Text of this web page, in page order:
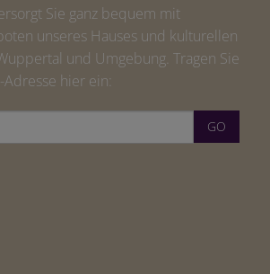
Sie ganz bequem mit
unseres Hauses und kulturellen
und Umgebung. Tragen Sie
hier ein: